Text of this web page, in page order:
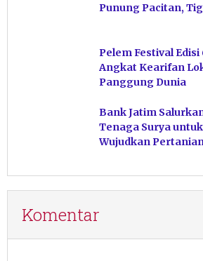
Punung Pacitan,
Pelem Festival
Angkat Kearifan
Panggung Dunia
Bank Jatim
Tenaga Surya
Wujudkan
Komentar